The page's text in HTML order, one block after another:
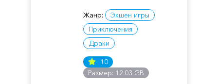
Жанр:
Экшен игры
Приключения
Драки
10
Размер: 12.03 GB